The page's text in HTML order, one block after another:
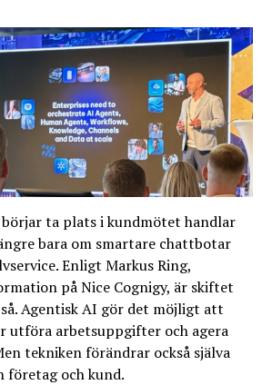
ta plats i kundmötet handlar
bara om smartare chattbotar
Enligt Markus Ring,
på Nice Cognigy, är skiftet
Agentisk AI gör det möjligt att
utföra arbetsuppgifter och agera
tekniken förändrar också själva
och kund.